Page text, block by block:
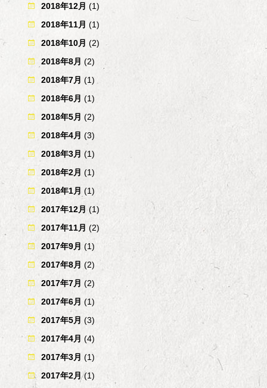
2018年12月 (1)
2018年11月 (1)
2018年10月 (2)
2018年8月 (2)
2018年7月 (1)
2018年6月 (1)
2018年5月 (2)
2018年4月 (3)
2018年3月 (1)
2018年2月 (1)
2018年1月 (1)
2017年12月(1)
2017年11月 (2)
2017年9月 (1)
2017年8月 (2)
2017年7月 (2)
2017年6月 (1)
2017年5月 (3)
2017年4月 (4)
2017年3月 (1)
2017年2月(1)